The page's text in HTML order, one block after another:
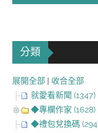
分類
展開全部
收合全部
就愛看新聞 (1347)
◆專欄作家 (1628)
◆禮包兌換碼